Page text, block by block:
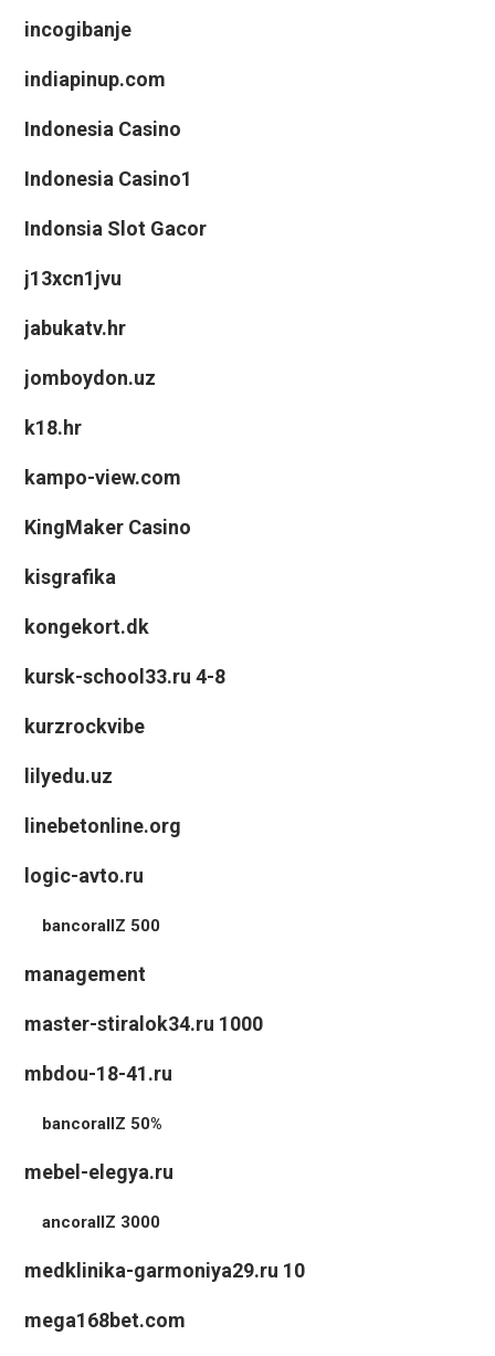
incogibanje
indiapinup.com
Indonesia Casino
Indonesia Casino1
Indonsia Slot Gacor
j13xcn1jvu
jabukatv.hr
jomboydon.uz
k18.hr
kampo-view.com
KingMaker Casino
kisgrafika
kongekort.dk
kursk-school33.ru 4-8
kurzrockvibe
lilyedu.uz
linebetonline.org
logic-avto.ru
bancorallZ 500
management
master-stiralok34.ru 1000
mbdou-18-41.ru
bancorallZ 50%
mebel-elegya.ru
ancorallZ 3000
medklinika-garmoniya29.ru 10
mega168bet.com